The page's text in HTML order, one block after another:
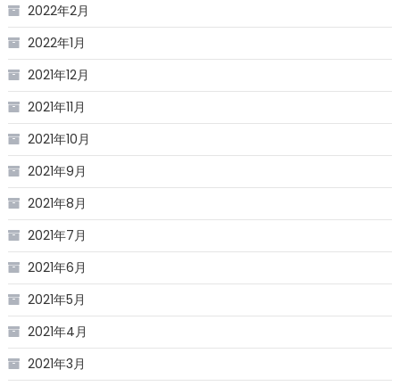
2022年2月
2022年1月
2021年12月
2021年11月
2021年10月
2021年9月
2021年8月
2021年7月
2021年6月
2021年5月
2021年4月
2021年3月